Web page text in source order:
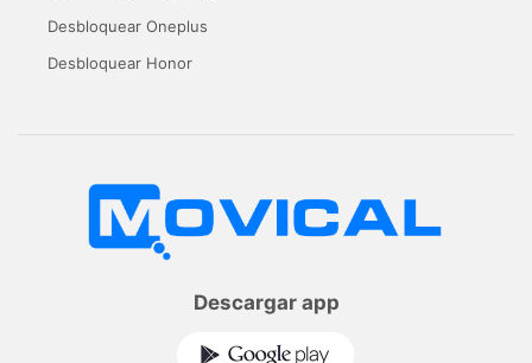
Desbloquear Oneplus
Desbloquear Honor
Descargar app